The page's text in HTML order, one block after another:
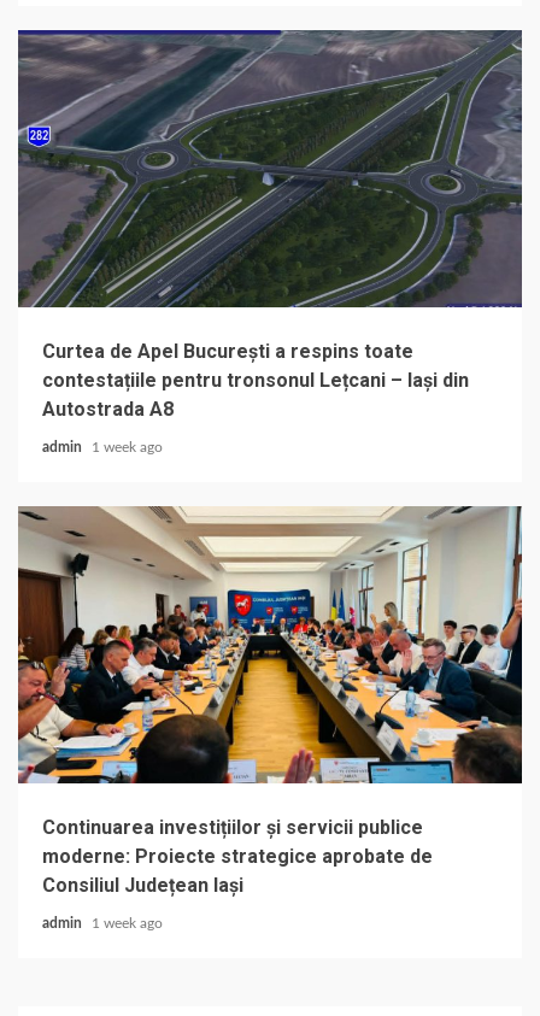
Curtea de Apel București a respins toate
contestațiile pentru tronsonul Lețcani – Iași din
Autostrada A8
admin 1 week ago
Continuarea investițiilor și servicii publice
moderne: Proiecte strategice aprobate de
Consiliul Județean Iași
admin 1 week ago